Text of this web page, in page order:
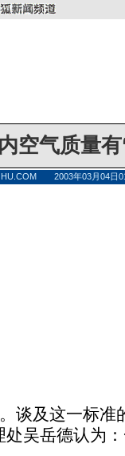
空气质量
2003年03月04
谈及这一标
吴岳德认为